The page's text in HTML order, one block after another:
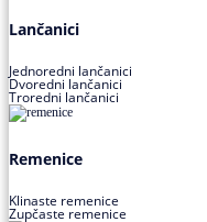
Lančanici
Jednoredni lančanici
Dvoredni lančanici
Troredni lančanici
Remenice
Klinaste remenice
Zupčaste remenice